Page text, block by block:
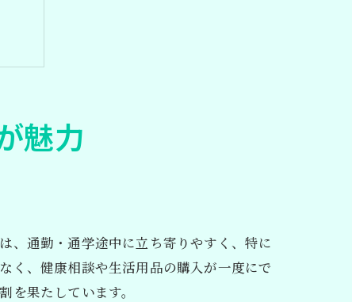
る魅力
、通勤・通学途中に立ち寄りやすく、特に
く、健康相談や生活用品の購入が一度にで
果たしています。